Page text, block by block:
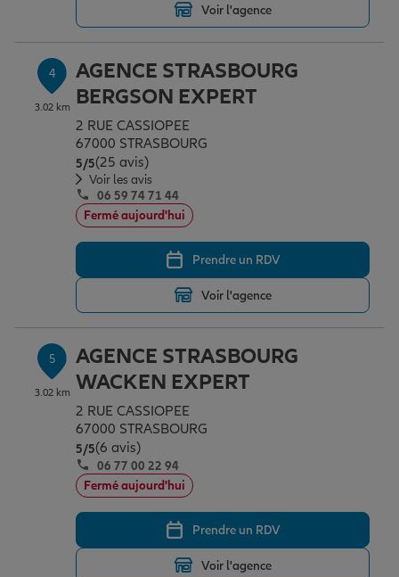
Tous nos devis d'assurance Voir l'agence
4
3.02 km
AGENCE STRASBOURG
BERGSON EXPERT
2 RUE CASSIOPEE
67000 STRASBOURG
5/5Note de 5 sur 5
(25 avis)
Voir les avis
06 59 74 71 44
Fermé aujourd'hui
Prendre un RDV
Voir l'agence
5
3.02 km
AGENCE STRASBOURG
WACKEN EXPERT
2 RUE CASSIOPEE
67000 STRASBOURG
5/5Note de 5 sur 5
(6 avis)
06 77 00 22 94
Fermé aujourd'hui
Prendre un RDV
Voir l'agence